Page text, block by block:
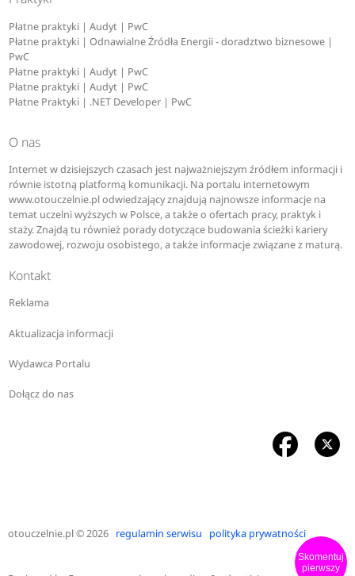
Skomentuj
pierwszy
Płatne praktyki | Audyt | PwC
Płatne praktyki | Odnawialne Źródła Energii - doradztwo biznesowe |
PwC
Płatne praktyki | Audyt | PwC
Płatne praktyki | Audyt | PwC
Płatne Praktyki | .NET Developer | PwC
O nas
Internet w dzisiejszych czasach jest najważniejszym źródłem informacji i
równie istotną platformą komunikacji. Na portalu internetowym
www.otouczelnie.pl odwiedzający znajdują najnowsze informacje na
temat uczelni wyższych w Polsce, a także o ofertach pracy, praktyk i
staży. Znajdą tu również porady dotyczące budowania ścieżki kariery
zawodowej, rozwoju osobistego, a także informacje związane z maturą.
Kontakt
Reklama
Aktualizacja informacji
Wydawca Portalu
Dołącz do nas
otouczelnie.pl© 2026 regulamin serwisu polityka prywatności